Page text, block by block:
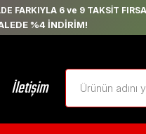
FARKIYLA 6 ve 9 TAKSİT
%4 İNDİRİM!
İletişim